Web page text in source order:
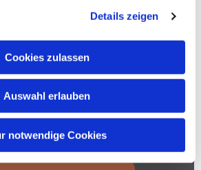
Details zeigen
Cookies zulassen
Auswahl erlauben
notwendige Cookies
Ihre Gemeinde
Sie hier: